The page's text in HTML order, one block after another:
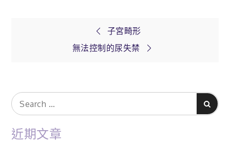
導
覽
子宮畸形
無法控制的尿失禁
Search
for:
Search
近期文章